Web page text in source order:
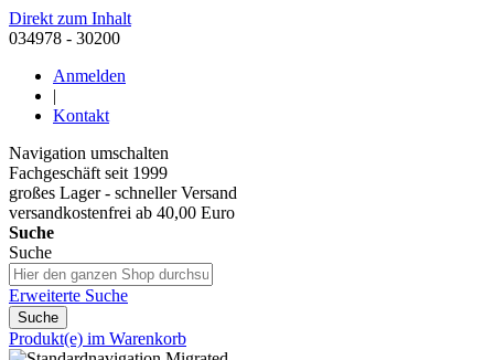
Direkt zum Inhalt
034978 - 30200
Anmelden
|
Kontakt
Navigation umschalten
Fachgeschäft seit 1999
großes Lager - schneller Versand
versandkostenfrei ab 40,00 Euro
Suche
Suche
Erweiterte Suche
Suche
Produkt(e) im Warenkorb